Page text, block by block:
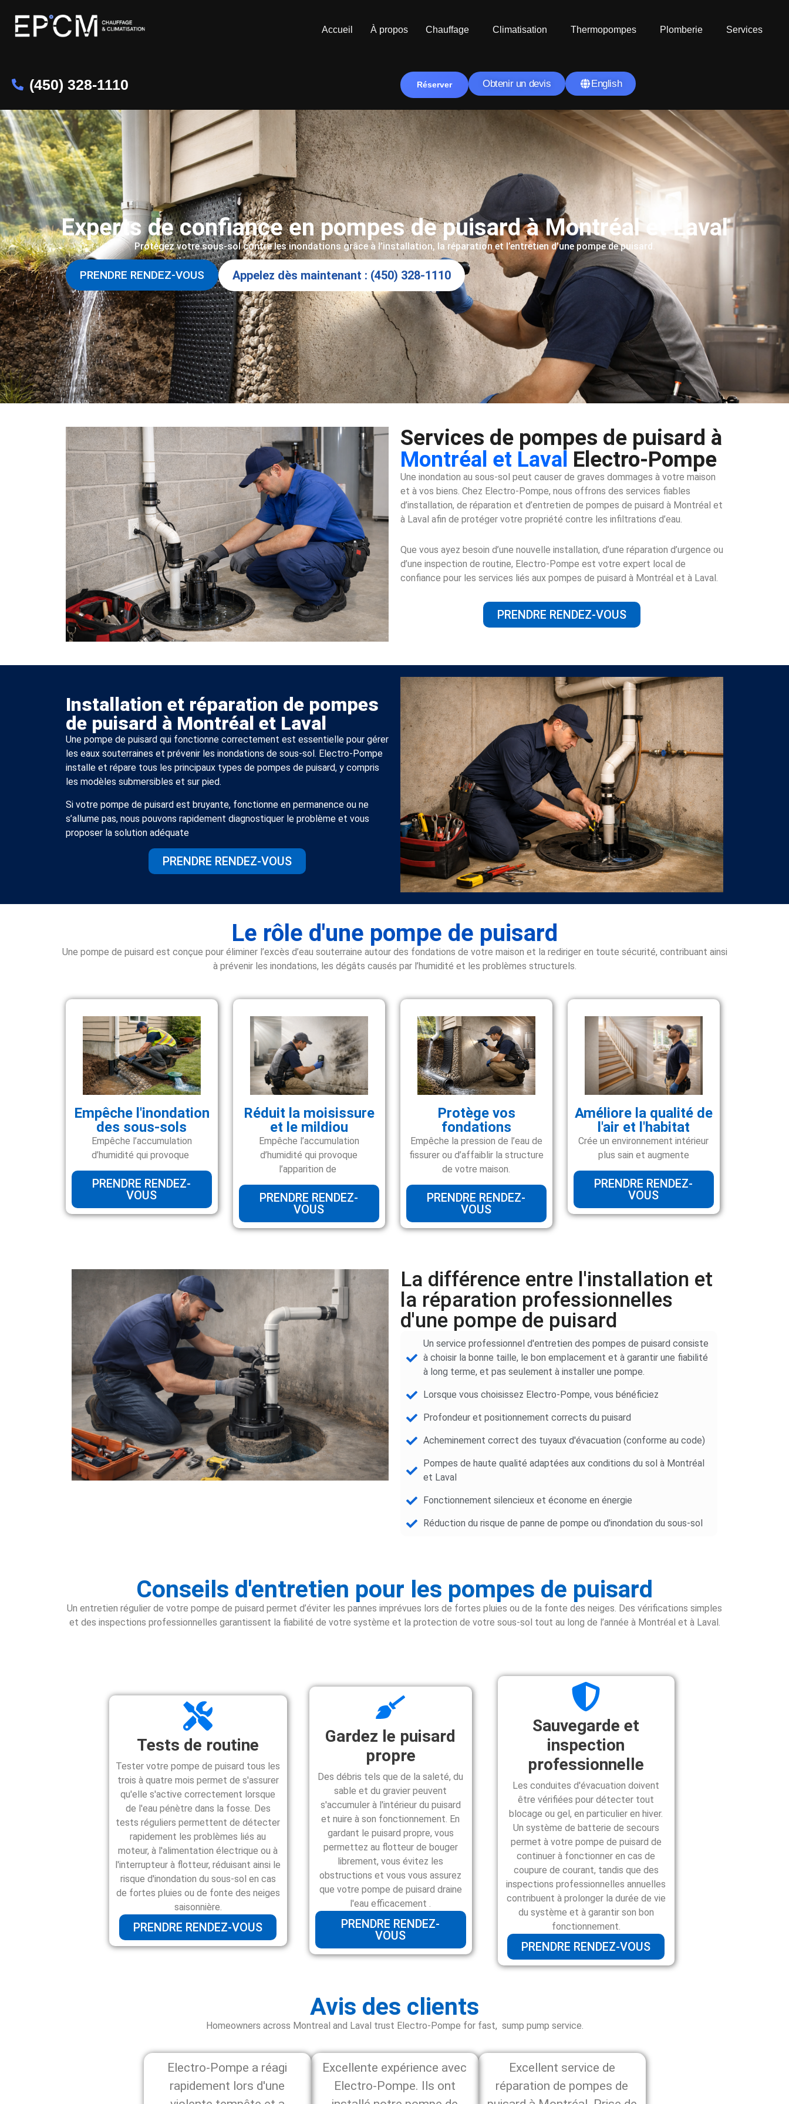
Accueil À propos Chauffage Climatisation Thermopompes Plomberie Services
(450) 328-1110 Réserver Obtenir un devis English
Experts de confiance en pompes de puisard à Montréal et Laval
Protégez votre sous-sol contre les inondations grâce à l’installation, la réparation et l’entretien d’une pompe de puisard.
PRENDRE RENDEZ-VOUS Appelez dès maintenant : (450) 328-1110
Services de pompes de puisard à
Montréal et Laval Electro-Pompe
Une inondation au sous-sol peut causer de graves dommages à votre maison
et à vos biens. Chez Electro-Pompe, nous offrons des services fiables
d’installation, de réparation et d’entretien de pompes de puisard à Montréal et
à Laval afin de protéger votre propriété contre les infiltrations d’eau.
Que vous ayez besoin d’une nouvelle installation, d’une réparation d’urgence ou
d’une inspection de routine, Electro-Pompe est votre expert local de
confiance pour les services liés aux pompes de puisard à Montréal et à Laval.
PRENDRE RENDEZ-VOUS
Installation et réparation de pompes
de puisard à Montréal et Laval
Une pompe de puisard qui fonctionne correctement est essentielle pour gérer
les eaux souterraines et prévenir les inondations de sous-sol. Electro-Pompe
installe et répare tous les principaux types de pompes de puisard, y compris
les modèles submersibles et sur pied.
Si votre pompe de puisard est bruyante, fonctionne en permanence ou ne
s’allume pas, nous pouvons rapidement diagnostiquer le problème et vous
proposer la solution adéquate
PRENDRE RENDEZ-VOUS
Le rôle d'une pompe de puisard
Une pompe de puisard est conçue pour éliminer l’excès d’eau souterraine autour des fondations de votre maison et la rediriger en toute sécurité, contribuant ainsi
à prévenir les inondations, les dégâts causés par l’humidité et les problèmes structurels.
Empêche l'inondation
des sous-sols
Empêche l’accumulation
d’humidité qui provoque
PRENDRE RENDEZ-
VOUS
Réduit la moisissure
et le mildiou
Empêche l’accumulation
d’humidité qui provoque
l’apparition de
PRENDRE RENDEZ-
VOUS
Protège vos
fondations
Empêche la pression de l’eau de
fissurer ou d’affaiblir la structure
de votre maison.
PRENDRE RENDEZ-
VOUS
Améliore la qualité de
l'air et l'habitat
Crée un environnement intérieur
plus sain et augmente
PRENDRE RENDEZ-
VOUS
La différence entre l'installation et
la réparation professionnelles
d'une pompe de puisard
Un service professionnel d'entretien des pompes de puisard consiste
à choisir la bonne taille, le bon emplacement et à garantir une fiabilité
à long terme, et pas seulement à installer une pompe.
Lorsque vous choisissez Electro-Pompe, vous bénéficiez
Profondeur et positionnement corrects du puisard
Acheminement correct des tuyaux d'évacuation (conforme au code)
Pompes de haute qualité adaptées aux conditions du sol à Montréal
et Laval
Fonctionnement silencieux et économe en énergie
Réduction du risque de panne de pompe ou d'inondation du sous-sol
Conseils d'entretien pour les pompes de puisard
Un entretien régulier de votre pompe de puisard permet d’éviter les pannes imprévues lors de fortes pluies ou de la fonte des neiges. Des vérifications simples
et des inspections professionnelles garantissent la fiabilité de votre système et la protection de votre sous-sol tout au long de l’année à Montréal et à Laval.
Tests de routine
Tester votre pompe de puisard tous les
trois à quatre mois permet de s'assurer
qu'elle s'active correctement lorsque
de l'eau pénètre dans la fosse. Des
tests réguliers permettent de détecter
rapidement les problèmes liés au
moteur, à l'alimentation électrique ou à
l'interrupteur à flotteur, réduisant ainsi le
risque d'inondation du sous-sol en cas
de fortes pluies ou de fonte des neiges
saisonnière.
PRENDRE RENDEZ-VOUS
Gardez le puisard
propre
Des débris tels que de la saleté, du
sable et du gravier peuvent
s'accumuler à l'intérieur du puisard
et nuire à son fonctionnement. En
gardant le puisard propre, vous
permettez au flotteur de bouger
librement, vous évitez les
obstructions et vous vous assurez
que votre pompe de puisard draine
l'eau efficacement .
PRENDRE RENDEZ-
VOUS
Sauvegarde et
inspection
professionnelle
Les conduites d'évacuation doivent
être vérifiées pour détecter tout
blocage ou gel, en particulier en hiver.
Un système de batterie de secours
permet à votre pompe de puisard de
continuer à fonctionner en cas de
coupure de courant, tandis que des
inspections professionnelles annuelles
contribuent à prolonger la durée de vie
du système et à garantir son bon
fonctionnement.
PRENDRE RENDEZ-VOUS
Avis des clients
Homeowners across Montreal and Laval trust Electro-Pompe for fast, sump pump service.
Electro-Pompe a réagi
rapidement lors d'une
Excellente expérience avec
Electro-Pompe. Ils ont
Excellent service de
réparation de pompes de